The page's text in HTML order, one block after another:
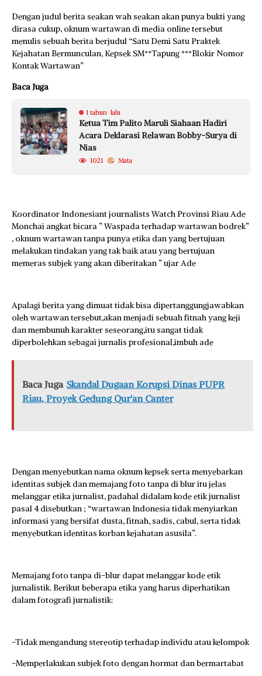
Dengan judul berita seakan wah seakan akan punya bukti yang
dirasa cukup, oknum wartawan di media online tersebut
menulis sebuah berita berjudul “Satu Demi Satu Praktek
Kejahatan Bermunculan, Kepsek SM**Tapung ***Blokir Nomor
Kontak Wartawan”
Baca Juga
1 tahun lalu
Ketua Tim Palito Maruli Siahaan Hadiri
Acara Deklarasi Relawan Bobby-Surya di
Nias
1021 Mata
Koordinator Indonesiant journalists Watch Provinsi Riau Ade
Monchai angkat bicara ” Waspada terhadap wartawan bodrek”
, oknum wartawan tanpa punya etika dan yang bertujuan
melakukan tindakan yang tak baik atau yang bertujuan
memeras subjek yang akan diberitakan ” ujar Ade
Apalagi berita yang dimuat tidak bisa dipertanggungjawabkan
oleh wartawan tersebut,akan menjadi sebuah fitnah yang keji
dan membunuh karakter seseorang,itu sangat tidak
diperbolehkan sebagai jurnalis profesional,imbuh ade
Baca Juga Skandal Dugaan Korupsi Dinas PUPR
Riau, Proyek Gedung Qur'an Canter
Dengan menyebutkan nama oknum kepsek serta menyebarkan
identitas subjek dan memajang foto tanpa di blur itu jelas
melanggar etika jurnalist, padahal didalam kode etik jurnalist
pasal 4 disebutkan ; “wartawan Indonesia tidak menyiarkan
informasi yang bersifat dusta, fitnah, sadis, cabul, serta tidak
menyebutkan identitas korban kejahatan asusila”.
Memajang foto tanpa di-blur dapat melanggar kode etik
jurnalistik. Berikut beberapa etika yang harus diperhatikan
dalam fotografi jurnalistik:
-Tidak mengandung stereotip terhadap individu atau kelompok
-Memperlakukan subjek foto dengan hormat dan bermartabat